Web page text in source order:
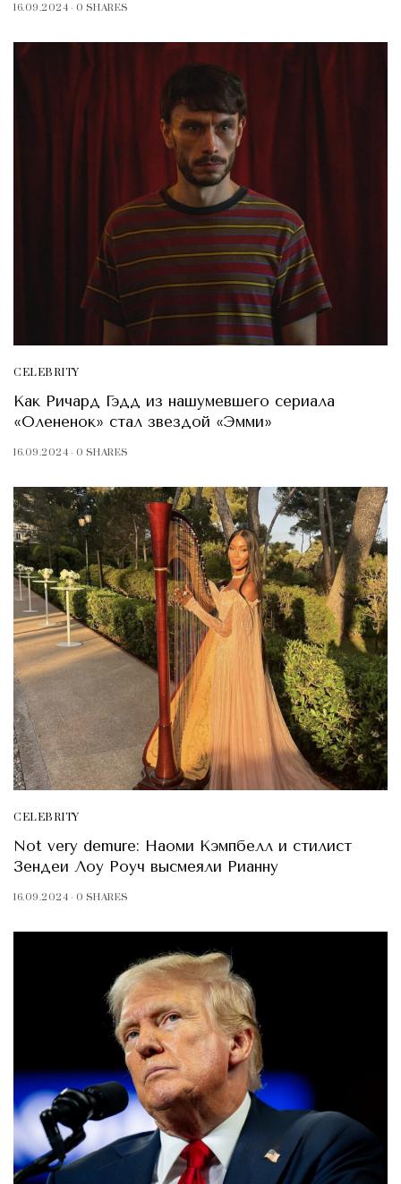
16.09.2024 0 SHARES
CELEBRITY
Как Ричард Гэдд из нашумевшего сериала
«Олененок» стал звездой «Эмми»
16.09.2024 0 SHARES
CELEBRITY
Not very demure: Наоми Кэмпбелл и стилист
Зендеи Лоу Роуч высмеяли Рианну
16.09.2024 0 SHARES